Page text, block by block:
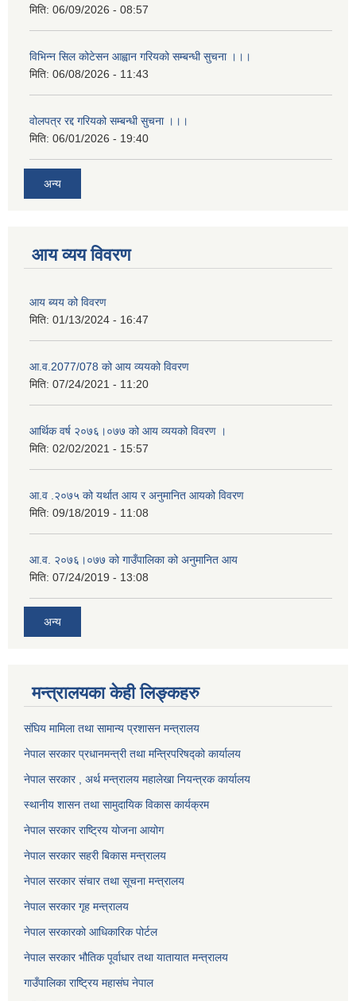
मिति: 06/09/2026 - 08:57
विभिन्न सिल कोटेसन आह्वान गरियको सम्बन्धी सुचना ।।।
मिति: 06/08/2026 - 11:43
वोलपत्र रद्द गरियको सम्बन्धी सुचना ।।।
मिति: 06/01/2026 - 19:40
अन्य
आय व्यय विवरण
आय ब्यय को विवरण
मिति: 01/13/2024 - 16:47
आ.व.2077/078 को आय व्ययको विवरण
मिति: 07/24/2021 - 11:20
आर्थिक वर्ष २०७६।०७७ को आय व्ययको विवरण ।
मिति: 02/02/2021 - 15:57
आ.व .२०७५ को यर्थात आय र अनुमानित आयको विवरण
मिति: 09/18/2019 - 11:08
आ.व. २०७६।०७७ को गाउँपालिका को अनुमानित आय
मिति: 07/24/2019 - 13:08
अन्य
मन्त्रालयका केही लिङ्कहरु
संघिय मामिला तथा सामान्य प्रशासन मन्त्रालय
नेपाल सरकार प्रधानमन्त्री तथा मन्त्रिपरिषद्को कार्यालय
नेपाल सरकार , अर्थ मन्त्रालय महालेखा नियन्त्रक कार्यालय
स्थानीय शासन तथा सामुदायिक विकास कार्यक्रम
नेपाल सरकार राष्ट्रिय योजना आयोग
नेपाल सरकार सहरी बिकास मन्त्रालय
नेपाल सरकार संचार तथा सूचना मन्त्रालय
नेपाल सरकार गृह मन्त्रालय
नेपाल सरकारको आधिकारिक पोर्टल
नेपाल सरकार भौतिक पूर्वाधार तथा यातायात मन्त्रालय
गाउँपालिका राष्ट्रिय महासंघ नेपाल